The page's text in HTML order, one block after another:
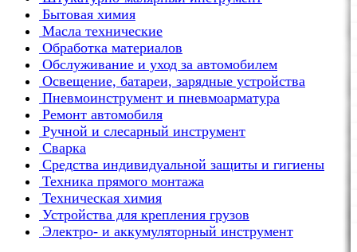
Бытовая химия
Масла технические
Обработка материалов
Обслуживание и уход за автомобилем
Освещение, батареи, зарядные устройства
Пневмоинструмент и пневмоарматура
Ремонт автомобиля
Ручной и слесарный инструмент
Сварка
Средства индивидуальной защиты и гигиены
Техника прямого монтажа
Техническая химия
Устройства для крепления грузов
Электро- и аккумуляторный инструмент